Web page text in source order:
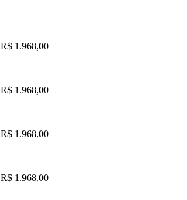
R$ 1.968,00
R$ 1.968,00
R$ 1.968,00
R$ 1.968,00